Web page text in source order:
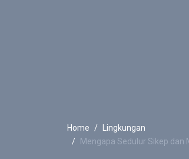
Home
Lingkungan
Mengapa Sedulur Sikep dan